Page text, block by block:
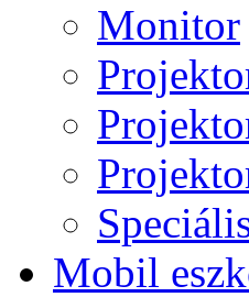
Monitor
Mobil